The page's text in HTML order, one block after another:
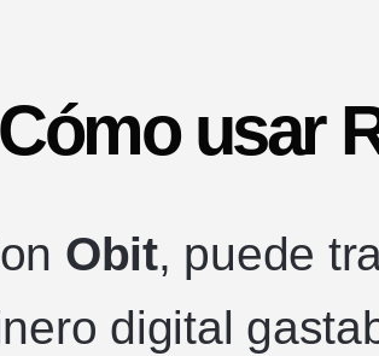
Cómo usar
Obit, puede
digital